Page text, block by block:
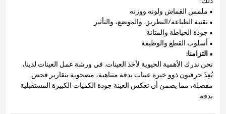
• ملمس القماش ولونه ووزنه
• تقنية الطباعة/التطريز، والموضع، والتأثير
• جودة الخياطة والمتانة
• أسلوب القطع والوظيفة
• التزامنا:
نحن ندرك الأهمية الحيوية لأخذ العينات. في ورشة عمل العينات لدينا،
يُعِدّ حرفيون ذوو خبرة عينات بدقة متناهية، مصحوبة بتقارير فحص
مفصلة، مما يضمن أن تعكس العينة جودة الكميات الكبيرة المستقبلية
بدقة.